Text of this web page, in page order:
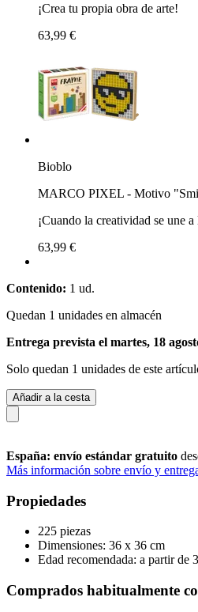
¡Crea tu propia obra de arte!
63,99 €
Bioblo
MARCO PIXEL - Motivo
¡Cuando la creatividad se une
63,99 €
Contenido: 1 ud.
Quedan 1 unidades en almacén
Entrega prevista el martes, 18
Solo quedan 1 unidades de este
Añadir a la cesta
España: envío estándar gratuito
Más información sobre envío y
Propiedades
225 piezas
Dimensiones: 36 x 36 cm
Edad recomendada: a partir de
Comprados habitualmente